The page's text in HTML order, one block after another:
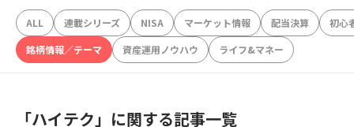
ALL 連載シリーズ NISA マーケット情報 配当決算
初心
銘柄情報／テーマ
資産運用ノウハウ ライフ&マネー
「ハイテク」に関する記事一覧